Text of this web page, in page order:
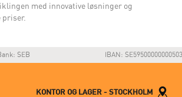
med innovative løsninger og
SEB IBAN:
KONTOR OG LAGER - STOCKHOLM